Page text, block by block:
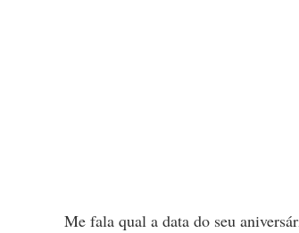
Me fala qual a data do seu